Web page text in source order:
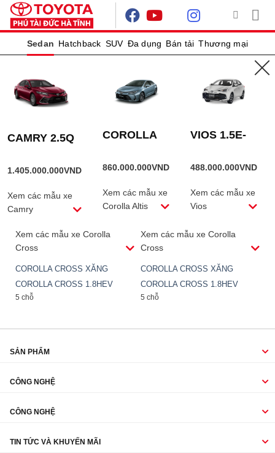
Skip
Sedan Hatchback SUV Đa dụng Bán tải Thương mại
CAMRY 2.5Q
1.405.000.000VND
Xem các mẫu xe
Camry
COROLLA
1.8HEV
860.000.000VND
Xem các mẫu xe
Corolla Altis
VIOS 1.5E-
488.000.000VND
Xem các mẫu xe
Vios
TRANG CHỦ / SUV / COROLLA CROSS
COROLLA CROSS
1.8HEV
905.000.000 VND
Xem các mẫu xe Corolla
Cross
COROLLA CROSS XĂNG
COROLLA CROSS 1.8HEV
5 chỗ
XĂNG
820.000.000 VND
Xem các mẫu xe Corolla
Cross
COROLLA CROSS XĂNG
COROLLA CROSS 1.8HEV
5 chỗ
SẢN PHẨM
CÔNG NGHỆ
CÔNG NGHỆ
TIN TỨC VÀ KHUYẾN MÃI